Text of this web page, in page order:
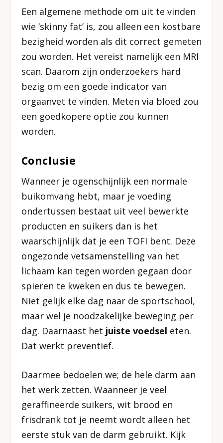
Een algemene methode om uit te vinden
wie ‘skinny fat’ is, zou alleen een kostbare
bezigheid worden als dit correct gemeten
zou worden. Het vereist namelijk een MRI
scan. Daarom zijn onderzoekers hard
bezig om een goede indicator van
orgaanvet te vinden. Meten via bloed zou
een goedkopere optie zou kunnen
worden.
Conclusie
Wanneer je ogenschijnlijk een normale
buikomvang hebt, maar je voeding
ondertussen bestaat uit veel bewerkte
producten en suikers dan is het
waarschijnlijk dat je een TOFI bent. Deze
ongezonde vetsamenstelling van het
lichaam kan tegen worden gegaan door
spieren te kweken en dus te bewegen.
Niet gelijk elke dag naar de sportschool,
maar wel je noodzakelijke beweging per
dag. Daarnaast het juiste voedsel eten.
Dat werkt preventief.
Daarmee bedoelen we; de hele darm aan
het werk zetten. Waanneer je veel
geraffineerde suikers, wit brood en
frisdrank tot je neemt wordt alleen het
eerste stuk van de darm gebruikt. Kijk